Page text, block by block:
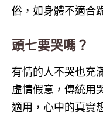
俗，如身體不適合
頭七要哭嗎？
有情的人不哭也充
虛情假意，傳統用
適用，心中的真實